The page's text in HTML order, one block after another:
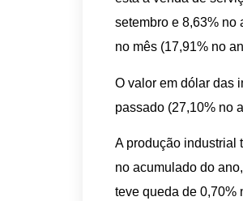
setembro e 8,63% no
no mês (17,91% no
O valor em dólar das
passado (27,10% no
A produção industrial
no acumulado do
teve queda de 0,70%